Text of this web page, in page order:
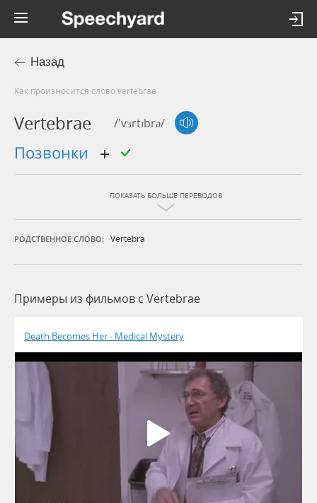
Назад
Как произносится слово vertebrae
Vertebrae /'vɜrtɪbrə/
позвонки
ПОКАЗАТЬ БОЛЬШЕ ПЕРЕВОДОВ
РОДСТВЕННОЕ СЛОВО: Vertebra
Примеры из фильмов c Vertebrae
Death Becomes Her - Medical Mystery